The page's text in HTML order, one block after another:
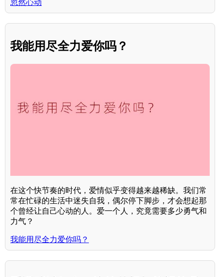
忽然心动
我能用尽全力爱你吗？
在这个快节奏的时代，爱情似乎变得越来越稀缺。我们常
常在忙碌的生活中迷失自我，偶尔停下脚步，才会想起那
个曾经让自己心动的人。爱一个人，究竟需要多少勇气和
力气？
我能用尽全力爱你吗？